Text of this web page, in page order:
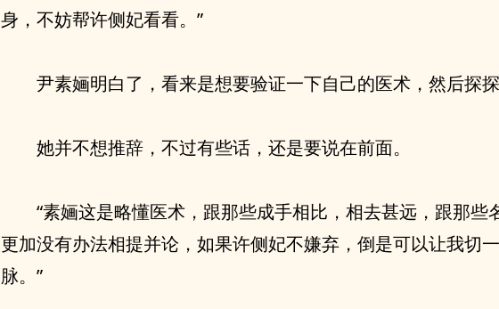
身，不妨帮许侧妃看看。”
尹素婳明白了，看来是想要验证一下自己的医术，然后探探
她并不想推辞，不过有些话，还是要说在前面。
“素婳这是略懂医术，跟那些成手相比，相去甚远，跟那些
更加没有办法相提并论，如果许侧妃不嫌弃，倒是可以让我切
脉。”